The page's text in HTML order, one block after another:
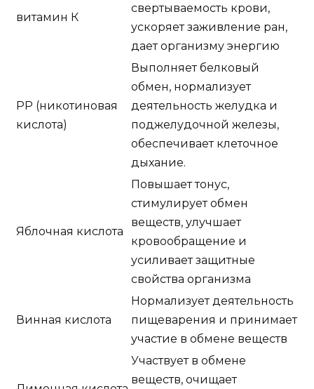
витамин К
свертываемость крови,
ускоряет заживление ран,
дает организму энергию
РР (никотиновая
кислота)
Выполняет белковый
обмен, нормализует
деятельность желудка и
поджелудочной железы,
обеспечивает клеточное
дыхание.
Яблочная кислота
Повышает тонус,
стимулирует обмен
веществ, улучшает
кровообращение и
усиливает защитные
свойства организма
Винная кислота
Нормализует деятельность
пищеварения и принимает
участие в обмене веществ
Участвует в обмене
веществ, очищает